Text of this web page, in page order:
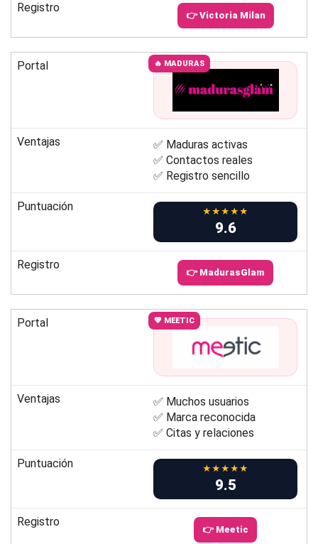
Registro
👉 Victoria Milan
Portal 🔥 MADURAS
Ventajas
✅ Maduras activas
✅ Contactos reales
✅ Registro sencillo
Puntuación ★★★★★
9.6
Registro
👉 MadurasGlam
Portal 💖 MEETIC
Ventajas
✅ Muchos usuarios
✅ Marca reconocida
✅ Citas y relaciones
Puntuación ★★★★★
9.5
Registro
👉 Meetic